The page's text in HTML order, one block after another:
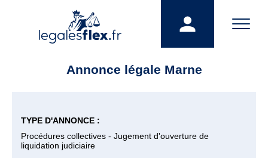
Annonce légale Marne
TYPE D'ANNONCE :
Procédures collectives - Jugement d'ouverture de
liquidation judiciaire